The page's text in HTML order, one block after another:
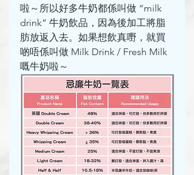
啦～所以好多牛奶都係叫做 “milk
drink” 牛奶飲品，因為後加工將脂
肪放返入去。如果想飲真嘢，就買
啲唔係叫做 Milk Drink / Fresh Milk
嘅牛奶啦～